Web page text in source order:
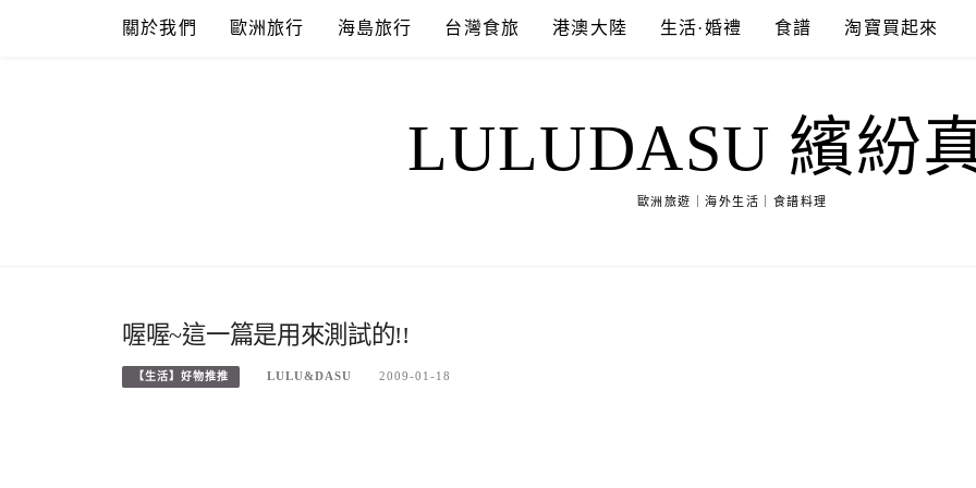
關於我們 歐洲旅行 海島旅行 台灣食旅 港澳大陸 生活·婚禮 食譜 淘寶買起來
LULUDASU 繽紛
歐洲旅遊｜海外生活｜食譜料理
喔喔~這一篇是用來測試的!!
【生活】好物推推 LULU&DASU 2009-01-18